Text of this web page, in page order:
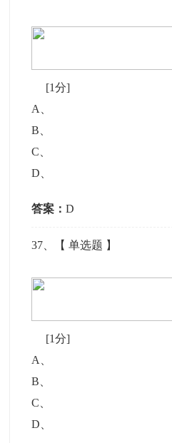
[1分]
A
B
C
D
答案：D
37 、【单选题 】
[1分]
A
B
C
D